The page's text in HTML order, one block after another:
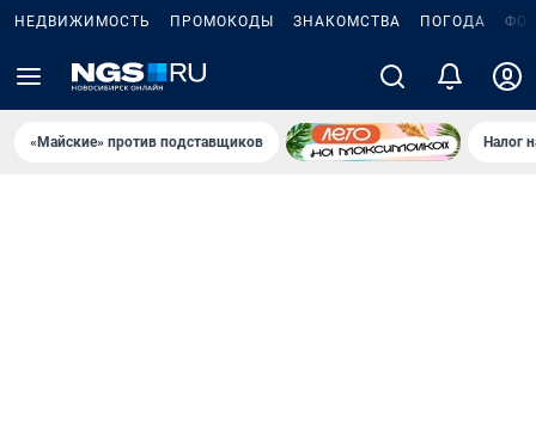
НЕДВИЖИМОСТЬ ПРОМОКОДЫ ЗНАКОМСТВА ПОГОДА
«Майские» против подставщиков Налог